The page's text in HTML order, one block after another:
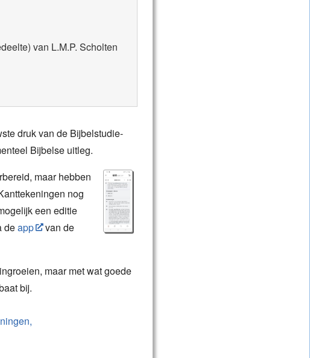
van L.M.P. Scholten
druk van de Bijbelstudie-
Bijbelse uitleg.
maar hebben
nog
een editie
deapp
van de
maar met wat goede
bij.